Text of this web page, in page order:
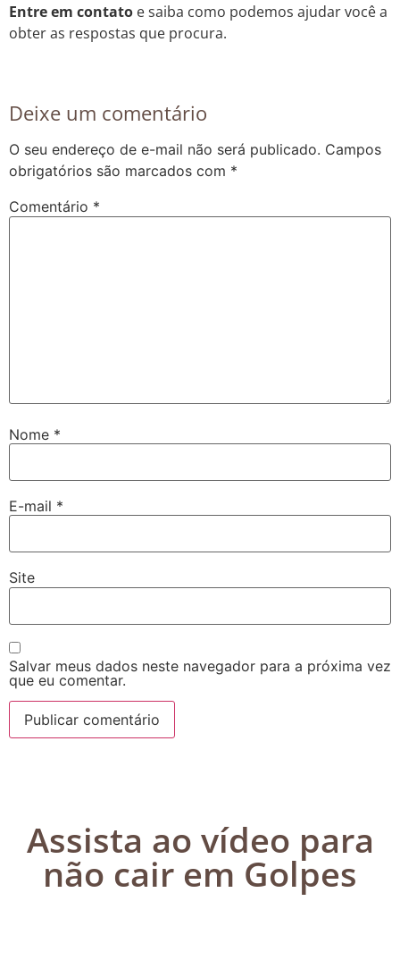
Entre em contato e saiba como podemos ajudar você a
obter as respostas que procura.
Deixe um comentário
O seu endereço de e-mail não será publicado. Campos
obrigatórios são marcados com *
Comentário *
Nome *
E-mail *
Site
Salvar meus dados neste navegador para a próxima vez
que eu comentar.
Assista ao vídeo para
não cair em Golpes